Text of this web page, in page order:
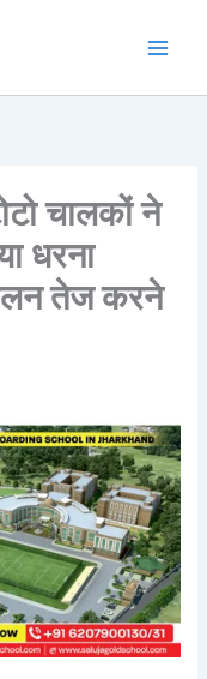
चालकों ने
धरना
तेज करने